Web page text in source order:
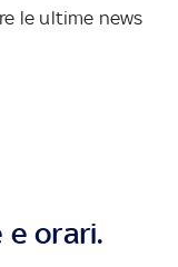
le ultime news
orari.